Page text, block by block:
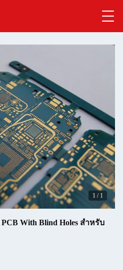
1 / 1
PCB With Blind Holes สําหรับ